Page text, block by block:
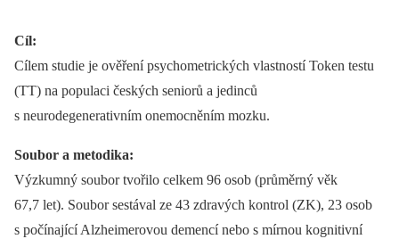
Cíl:
Cílem studie je ověření psychometrických vlastností Token testu
(TT) na populaci českých seniorů a jedinců
s neurodegenerativním onemocněním mozku.
Soubor a metodika:
Výzkumný soubor tvořilo celkem 96 osob (průměrný věk
67,7 let). Soubor sestával ze 43 zdravých kontrol (ZK), 23 osob
s počínající Alzheimerovou demencí nebo s mírnou kognitivní